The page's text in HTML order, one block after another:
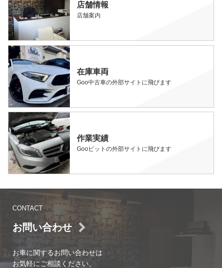
店舗情報
店舗案内
在庫車両
Goo中古車の外部サイトに飛びます
作業実績
Gooピットの外部サイトに飛びます
CONTACT
お問い合わせ
お車に関するお問い合わせは
お気軽にご相談ください。